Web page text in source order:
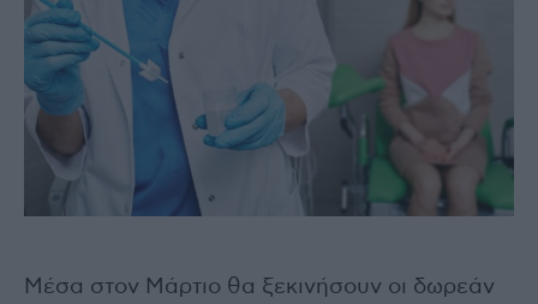
Μέσα στον Μάρτιο θα ξεκινήσουν οι δωρεάν